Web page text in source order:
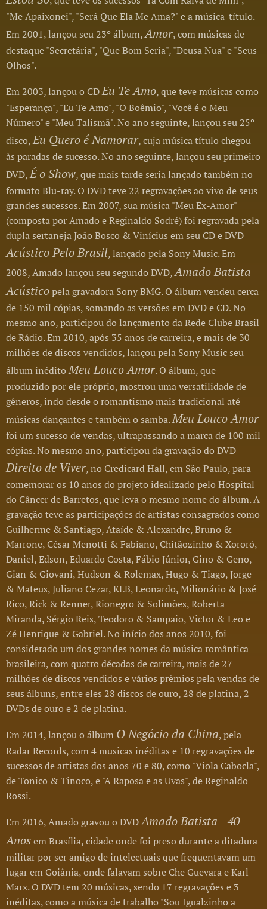
"Me Apaixonei", "Será Que Ela Me Ama?" e a música-título.
Em 2001, lançou seu 23º álbum,Amor, com músicas de
destaque "Secretária", "Que Bom Seria", "Deusa Nua" e "Seus
Olhos".
Em 2003, lançou o CDEu Te Amo, que teve músicas como
"Esperança", "Eu Te Amo", "O Boêmio", "Você é o Meu
Número" e "Meu Talismã". No ano seguinte, lançou seu 25º
disco,Eu Quero é Namorar, cuja música título chegou
às paradas de sucesso. No ano seguinte, lançou seu primeiro
DVD,É o Show, que mais tarde seria lançado também no
formato Blu-ray. O DVD teve 22 regravações ao vivo de seus
grandes sucessos. Em 2007, sua música "Meu Ex-Amor"
(composta por Amado e Reginaldo Sodré) foi regravada pela
dupla sertaneja João Bosco & Vinícius em seu CD e DVD
Acústico Pelo Brasil, lançado pela Sony Music. Em
2008, Amado lançou seu segundo DVD,Amado Batista
Acústicopela gravadora Sony BMG. O álbum vendeu cerca
de 150 mil cópias, somando as versões em DVD e CD. No
mesmo ano, participou do lançamento da Rede Clube Brasil
de Rádio. Em 2010, após 35 anos de carreira, e mais de 30
milhões de discos vendidos, lançou pela Sony Music seu
álbum inéditoMeu Louco Amor. O álbum, que
produzido por ele próprio, mostrou uma versatilidade de
gêneros, indo desde o romantismo mais tradicional até
músicas dançantes e também o samba.Meu Louco Amor
foi um sucesso de vendas, ultrapassando a marca de 100 mil
cópias. No mesmo ano, participou da gravação do DVD
Direito de Viver, no Credicard Hall, em São Paulo, para
comemorar os 10 anos do projeto idealizado pelo Hospital
do Câncer de Barretos, que leva o mesmo nome do álbum. A
gravação teve as participações de artistas consagrados como
Guilherme & Santiago, Ataíde & Alexandre, Bruno &
Marrone, César Menotti & Fabiano, Chitãozinho & Xororó,
Daniel, Edson, Eduardo Costa, Fábio Júnior, Gino & Geno,
Gian & Giovani, Hudson & Rolemax, Hugo & Tiago, Jorge
& Mateus, Juliano Cezar, KLB, Leonardo, Milionário & José
Rico, Rick & Renner, Rionegro & Solimões, Roberta
Miranda, Sérgio Reis, Teodoro & Sampaio, Victor & Leo e
Zé Henrique & Gabriel. No início dos anos 2010, foi
considerado um dos grandes nomes da música romântica
brasileira, com quatro décadas de carreira, mais de 27
milhões de discos vendidos e vários prêmios pela vendas de
seus álbuns, entre eles 28 discos de ouro, 28 de platina, 2
DVDs de ouro e 2 de platina.
Em 2014, lançou o álbum O Negócio da China, pela
Radar Records, com 4 musicas inéditas e 10 regravações de
sucessos de artistas dos anos 70 e 80, como "Viola Cabocla",
de Tonico & Tinoco, e "A Raposa e as Uvas", de Reginaldo
Rossi.
Em 2016, Amado gravou o DVDAmado Batista - 40
Anosem Brasília, cidade onde foi preso durante a ditadura
militar por ser amigo de intelectuais que frequentavam um
lugar em Goiânia, onde falavam sobre Che Guevara e Karl
Marx. O DVD tem 20 músicas, sendo 17 regravações e 3
inéditas, como a música de trabalho "Sou Igualzinho a